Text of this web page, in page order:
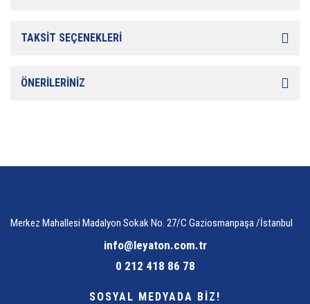
TAKSİT SEÇENEKLERİ
ÖNERİLERİNİZ
Merkez Mahallesi Madalyon Sokak No. 27/C Gaziosmanpaşa /İstanbul
info@leyaton.com.tr
0 212 418 86 78
SOSYAL MEDYADA BİZ!